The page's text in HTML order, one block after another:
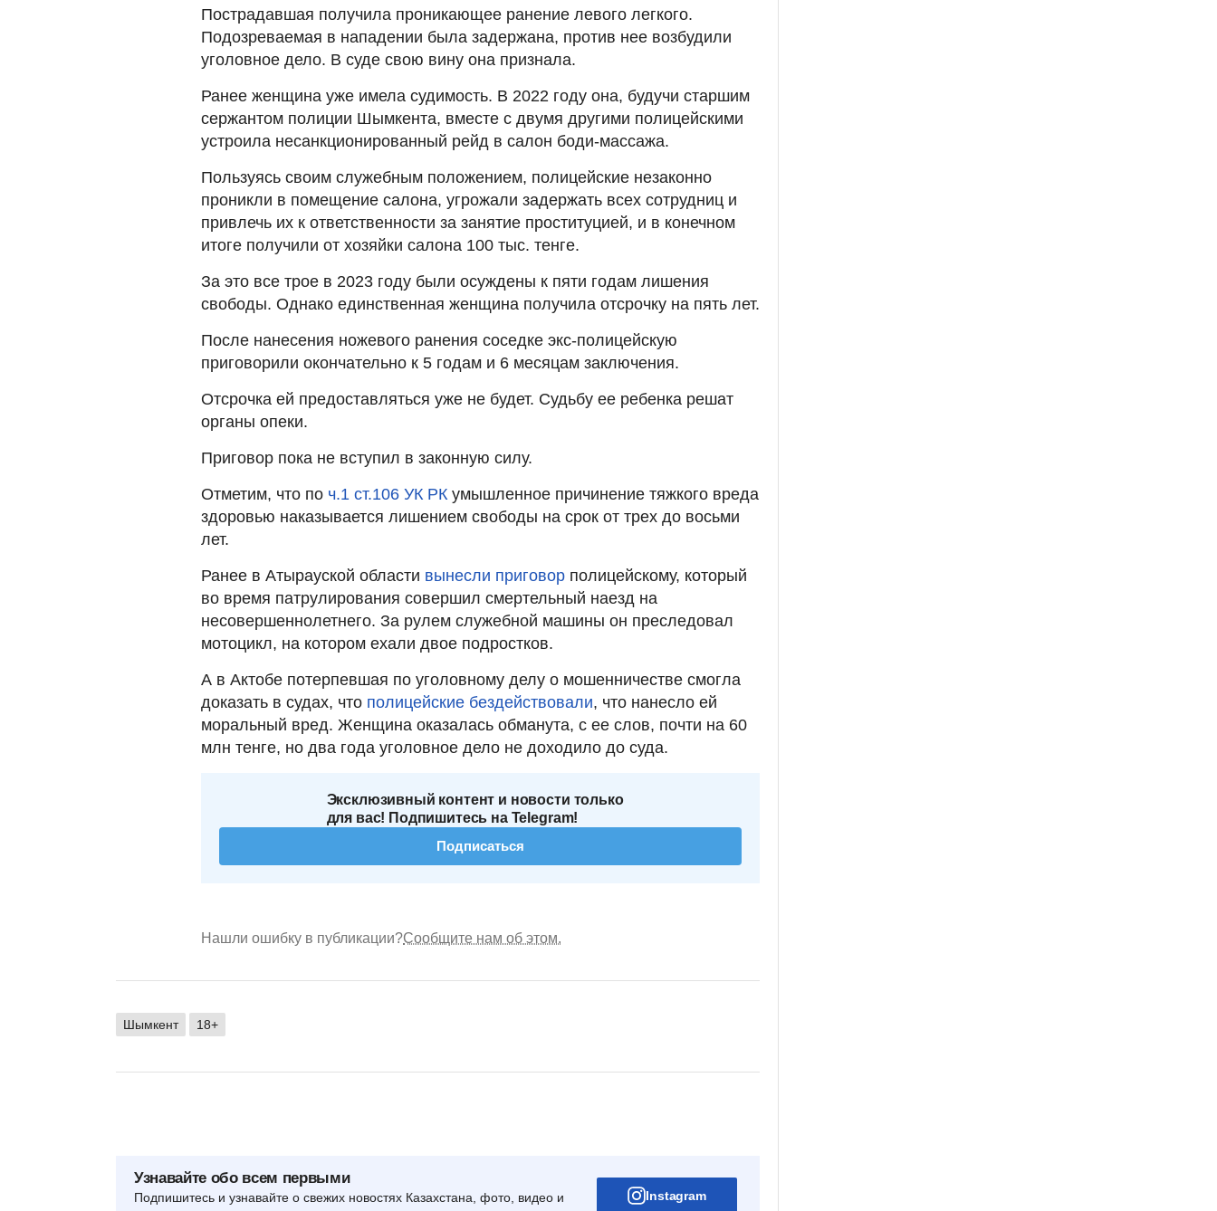
Пострадавшая получила проникающее ранение левого легкого.
Подозреваемая в нападении была задержана, против нее возбудили
уголовное дело. В суде свою вину она признала.
Ранее женщина уже имела судимость. В 2022 году она, будучи старшим
сержантом полиции Шымкента, вместе с двумя другими полицейскими
устроила несанкционированный рейд в салон боди-массажа.
Пользуясь своим служебным положением, полицейские незаконно
проникли в помещение салона, угрожали задержать всех сотрудниц и
привлечь их к ответственности за занятие проституцией, и в конечном
итоге получили от хозяйки салона 100 тыс. тенге.
За это все трое в 2023 году были осуждены к пяти годам лишения
свободы. Однако единственная женщина получила отсрочку на пять лет.
После нанесения ножевого ранения соседке экс-полицейскую
приговорили окончательно к 5 годам и 6 месяцам заключения.
Отсрочка ей предоставляться уже не будет. Судьбу ее ребенка решат
органы опеки.
Приговор пока не вступил в законную силу.
Отметим, что по ч.1 ст.106 УК РК умышленное причинение тяжкого вреда
здоровью наказывается лишением свободы на срок от трех до восьми
лет.
Ранее в Атырауской области вынесли приговор полицейскому, который
во время патрулирования совершил смертельный наезд на
несовершеннолетнего. За рулем служебной машины он преследовал
мотоцикл, на котором ехали двое подростков.
А в Актобе потерпевшая по уголовному делу о мошенничестве смогла
доказать в судах, что полицейские бездействовали, что нанесло ей
моральный вред. Женщина оказалась обманута, с ее слов, почти на 60
млн тенге, но два года уголовное дело не доходило до суда.
Эксклюзивный контент и новости только
для вас! Подпишитесь на Telegram!
Подписаться
Нашли ошибку в публикации?Сообщите нам об этом.
Шымкент 18+
Узнавайте обо всем первыми
Подпишитесь и узнавайте о свежих новостях Казахстана, фото, видео и
Instagram